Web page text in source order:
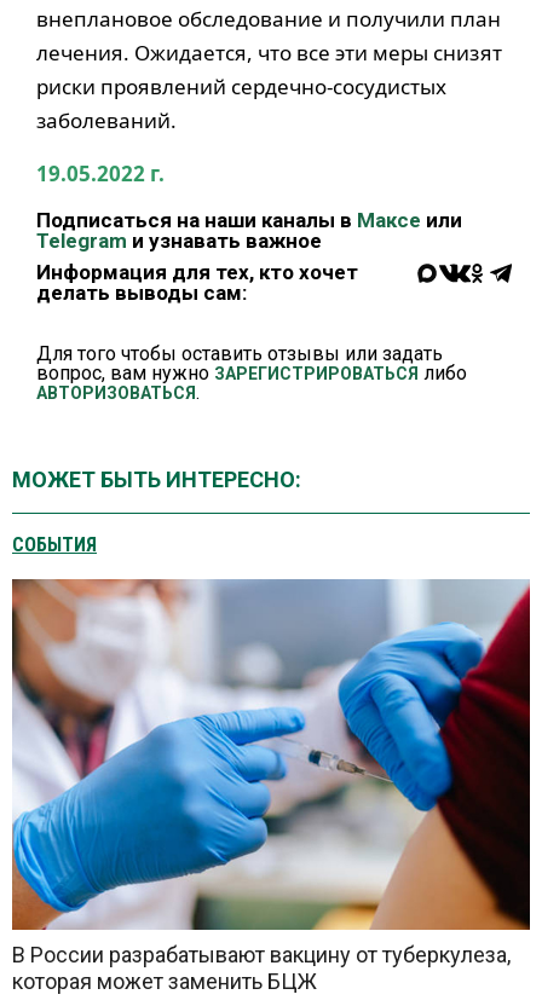
внеплановое обследование и получили план
лечения. Ожидается, что все эти меры снизят
риски проявлений сердечно-сосудистых
заболеваний.
19.05.2022 г.
Подписаться на наши каналы в Максе или
Telegram и узнавать важное
Информация для тех, кто хочет
делать выводы сам:
Для того чтобы оставить отзывы или задать
вопрос, вам нужно ЗАРЕГИСТРИРОВАТЬСЯ либо
АВТОРИЗОВАТЬСЯ.
МОЖЕТ БЫТЬ ИНТЕРЕСНО:
СОБЫТИЯ
В России разрабатывают вакцину от туберкулеза,
которая может заменить БЦЖ